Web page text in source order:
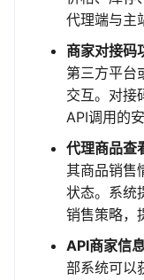
代理端与主
商家对接码
第三方平台
交互。对接
API调用的
代理商品查
其商品销售
状态。系统
销售策略，
API商家信
部系统可以